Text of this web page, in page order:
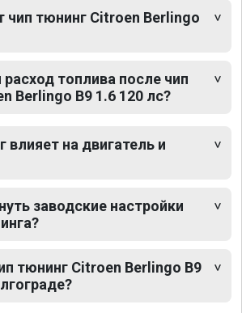
чип тюнинг Citroen Berlingo
топлива после чип
Berlingo B9 1.6 120 лс?
влияет на двигатель и
заводские настройки
тюнинг Citroen Berlingo B9